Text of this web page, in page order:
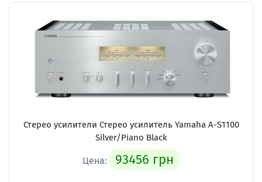
Стерео усилители Стерео усилитель Yamaha A-S1100
Silver/Piano Black
Цена: 93456 грн